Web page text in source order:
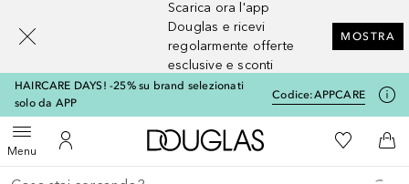
Scarica ora l'app
Douglas e ricevi
regolarmente offerte
esclusive e sconti
MOSTRA
HAIRCARE DAYS! -25% su brand selezionati
solo da APP
Codice:APPCARE
MenuApri menuAl Mio Account
A Douglas HomeAlla Mia
Al
Torna indietro
Esegui ricerca
[navigation.slideout.screenreader]